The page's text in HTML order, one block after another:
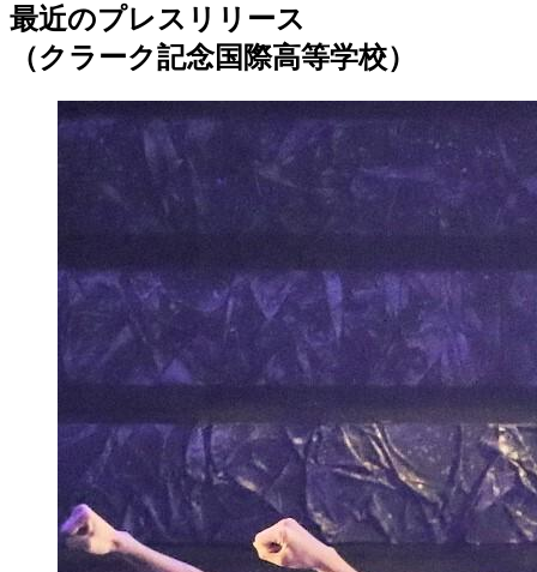
最近のプレスリリース
（クラーク記念国際高等学校）